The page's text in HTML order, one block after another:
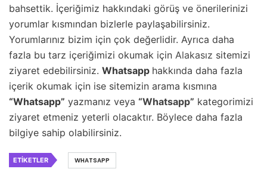
bahsettik. İçeriğimiz hakkındaki görüş ve önerilerinizi
yorumlar kısmından bizlerle paylaşabilirsiniz.
Yorumlarınız bizim için çok değerlidir. Ayrıca daha
fazla bu tarz içeriğimizi okumak için Alakasız sitemizi
ziyaret edebilirsiniz. Whatsapp hakkında daha fazla
içerik okumak için ise sitemizin arama kısmına
“Whatsapp” yazmanız veya “Whatsapp” kategorimizi
ziyaret etmeniz yeterli olacaktır. Böylece daha fazla
bilgiye sahip olabilirsiniz.
ETIKETLER WHATSAPP